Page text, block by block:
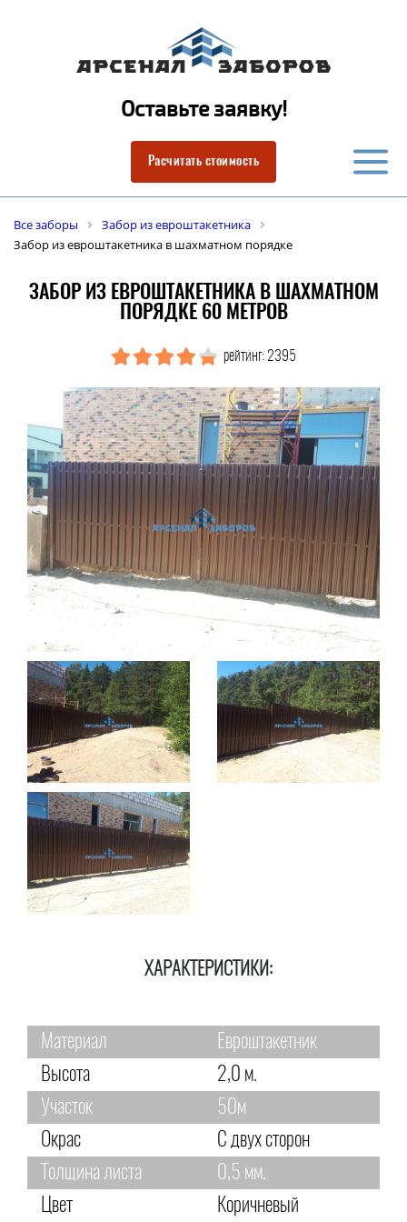
Оставьте заявку!
Расчитать стоимость
Все заборы
Забор из евроштакетника
Забор из евроштакетника в шахматном порядке
ЗАБОР ИЗ ЕВРОШТАКЕТНИКА В ШАХМАТНОМ
ПОРЯДКЕ 60 МЕТРОВ
рейтинг: 2395
ХАРАКТЕРИСТИКИ:
Материал
Евроштакетник
Высота
2,0 м.
Участок
50м
Окрас
С двух сторон
Толщина листа
0,5 мм.
Цвет
Коричневый